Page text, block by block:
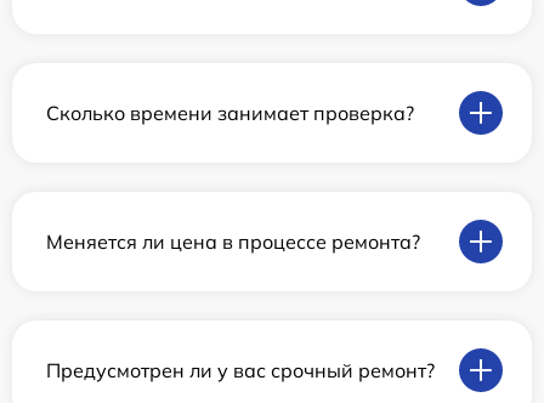
Сколько времени занимает проверка?
Меняется ли цена в процессе ремонта?
Предусмотрен ли у вас срочный ремонт?